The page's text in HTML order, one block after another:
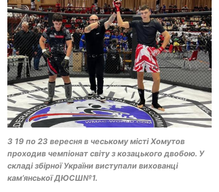
З 19 по 23 вересня в чеському місті Хомутов
проходив чемпіонат світу з козацького двобою. У
складі збірної України виступали вихованці
кам’янської ДЮСШ№1.